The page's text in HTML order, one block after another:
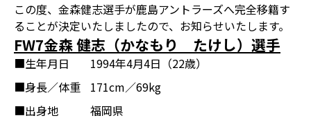
この度、金森健志選手が鹿島アントラーズへ完全移籍す
ることが決定いたしましたので、お知らせいたします。
FW7金森 健志（かなもり たけし）選手
■生年月日
1994年4月4日（22歳）
■身長／体重
171cm／69kg
■出身地
福岡県